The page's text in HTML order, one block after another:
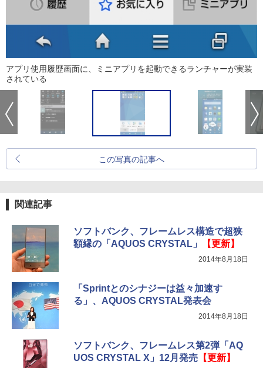
アプリ使用履歴画面に、ミニアプリを起動できるランチャーが実装
されている
この写真の記事へ
関連記事
ソフトバンク、フレームレス構造で超狭
額縁の「AQUOS CRYSTAL」
【更新】
2014年8月18日
「Sprintとのシナジーは益々加速す
る」、AQUOS CRYSTAL発表会
2014年8月18日
ソフトバンク、フレームレス第2弾「AQ
UOS CRYSTAL X」12月発売【更新】